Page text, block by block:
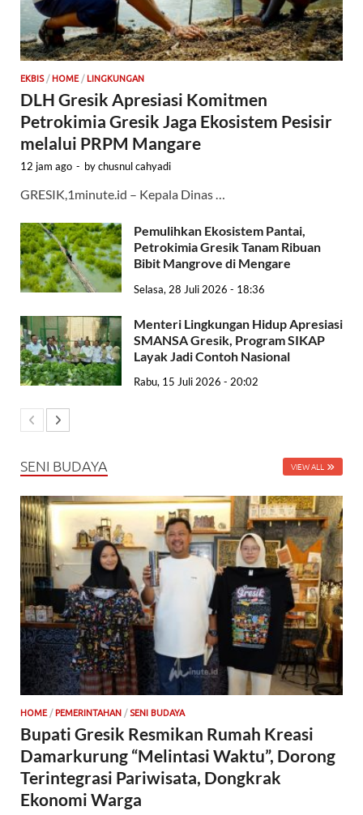
EKBIS/ HOME / LINGKUNGAN
DLH Gresik Apresiasi Komitmen
Petrokimia Gresik Jaga Ekosistem Pesisir
melalui PRPM Mangare
12 jam ago - bychusnul cahyadi
GRESIK,1minute.id – Kepala Dinas …
Pemulihkan Ekosistem Pantai,
Petrokimia Gresik Tanam Ribuan
Bibit Mangrove di Mengare
Selasa, 28 Juli 2026 - 18:36
Menteri Lingkungan Hidup Apresiasi
SMANSA Gresik, Program SIKAP
Layak Jadi Contoh Nasional
Rabu, 15 Juli 2026 - 20:02
SENI BUDAYA VIEW ALL
HOME / PEMERINTAHAN / SENI BUDAYA
Bupati Gresik Resmikan Rumah Kreasi
Damarkurung “Melintasi Waktu”, Dorong
Terintegrasi Pariwisata, Dongkrak
Ekonomi Warga